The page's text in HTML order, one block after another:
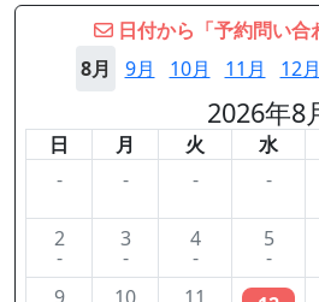
日付から「予約問い合
8月
9月 10月 11月 12月
2026年8
日 月 火 水
-
- - -
2
-
3
-
4
-
5
-